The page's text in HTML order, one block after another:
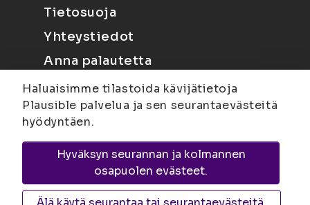
Tietosuoja
Yhteystiedot
Anna palautetta
Joensuu
Suvantokatu 6, 80100 Joensuu |
KuopioYliopistonranta 15, PL 1627, 70211
Kuopio
Haluaisimme tilastoida kävijätietoja
Plausible palvelua ja sen seurantaevästeitä
hyödyntäen.
Hyväksyn seurannan ja kolmannen
osapuolen evästeet.